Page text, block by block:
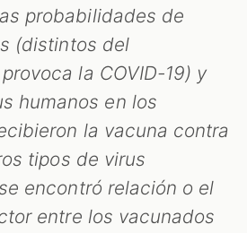
probabilidades de
(distintos del
la COVID-19) y
humanos en los
la vacuna contra
tipos de virus
encontró relación o el
entre los vacunados